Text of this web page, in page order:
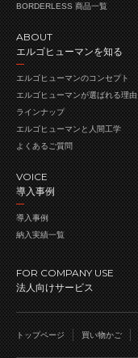
BORDERLESS 商品一覧
ABOUT
エルゴヒューマンを知る
エルゴヒューマンのコンセプト
エルゴヒューマンが選ばれる理由
ラインナップ
エルゴヒューマンと人間工学
よくあるご質問
VOICE
導入事例
導入事例
納入実績一覧
FOR COMPANY USE
法人向けサービス
トップページ 買い物かご